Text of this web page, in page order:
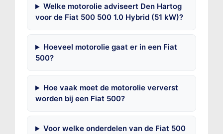
Welke motorolie adviseert Den Hartog
voor de Fiat 500 500 1.0 Hybrid (51 kW)?
Hoeveel motorolie gaat er in een Fiat
500?
Hoe vaak moet de motorolie ververst
worden bij een Fiat 500?
Voor welke onderdelen van de Fiat 500